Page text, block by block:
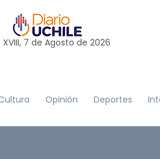
7 de Agosto de 2026
Opinión Deportes